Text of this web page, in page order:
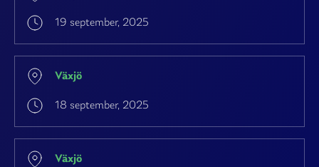
19 september, 2025
Växjö
18 september, 2025
Växjö